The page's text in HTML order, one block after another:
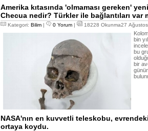
Amerika kıtasında 'olmaması gereken'
Checua nedir? Türkler ile bağlantıları var
Kategori: Bilim | 0 Yorum | 18228 Okunma27
bin
bu
bir
NASA'nın en kuvvetli teleskobu,
ortaya koydu.